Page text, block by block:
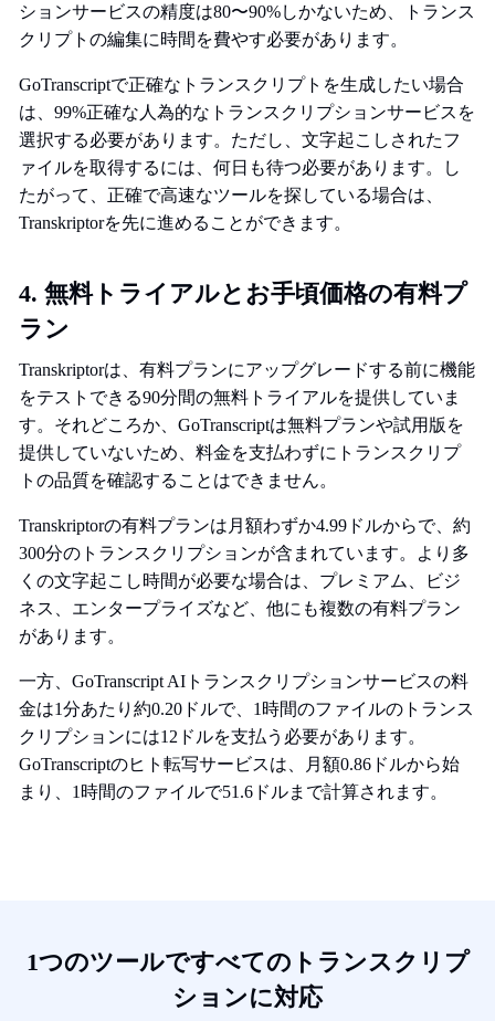
ションサービスの精度は80〜90%しかないため、トランス
クリプトの編集に時間を費やす必要があります。
GoTranscriptで正確なトランスクリプトを生成したい場合
は、99%正確な人為的なトランスクリプションサービスを
選択する必要があります。ただし、文字起こしされたフ
ァイルを取得するには、何日も待つ必要があります。し
たがって、正確で高速なツールを探している場合は、
Transkriptorを先に進めることができます。
4. 無料トライアルとお手頃価格の有料プ
ラン
Transkriptorは、有料プランにアップグレードする前に機能
をテストできる90分間の無料トライアルを提供していま
す。それどころか、GoTranscriptは無料プランや試用版を
提供していないため、料金を支払わずにトランスクリプ
トの品質を確認することはできません。
Transkriptorの有料プランは月額わずか4.99ドルからで、約
300分のトランスクリプションが含まれています。より多
くの文字起こし時間が必要な場合は、プレミアム、ビジ
ネス、エンタープライズなど、他にも複数の有料プラン
があります。
一方、GoTranscript AIトランスクリプションサービスの料
金は1分あたり約0.20ドルで、1時間のファイルのトランス
クリプションには12ドルを支払う必要があります。
GoTranscriptのヒト転写サービスは、月額0.86ドルから始
まり、1時間のファイルで51.6ドルまで計算されます。
1つのツールですべてのトランスクリプ
ションに対応